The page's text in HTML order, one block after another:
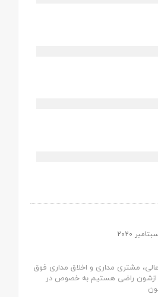
مشتری مداری و اخلاق مداری فوق
ازشون راضی هستیم به خصوص در